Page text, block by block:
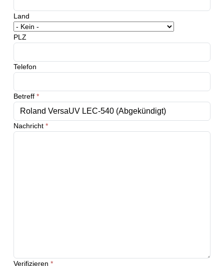
Land
PLZ
Telefon
Betreff *
Nachricht *
Verifizieren *